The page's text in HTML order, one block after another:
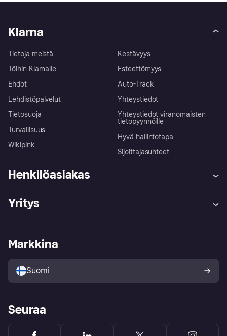
Klarna
Tietoja meistä
Töihin Klarnalle
Ehdot
Lehdistöpalvelut
Tietosuoja
Turvallisuus
Wikipink
Kestävyys
Esteettömyys
Auto-Track
Yhteystiedot
Yhteystiedot viranomaisten
tietopyynnöille
Hyvä hallintotapa
Sijoittajasuhteet
Henkilöasiakas
Ohje
Kirjaudu sisään
Tutustu kauppoihin
Ostajan turva
Yritys
Kirjaudu sisään yrityksenä
Markkina
Suomi
Seuraa